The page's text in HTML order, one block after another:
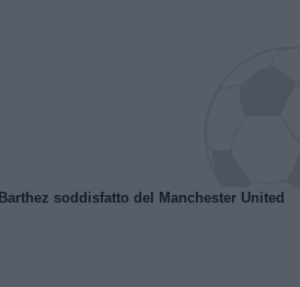
Barthez soddisfatto del Manchester United